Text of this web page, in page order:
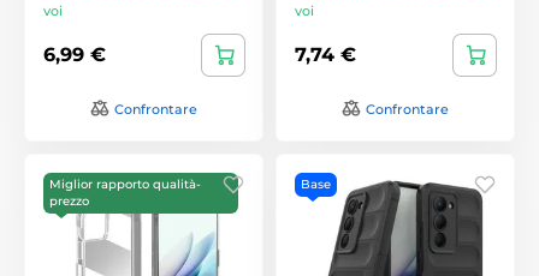
voi
6,99 €
Confrontare
voi
7,74 €
Confrontare
Miglior rapporto qualità-
prezzo
Base